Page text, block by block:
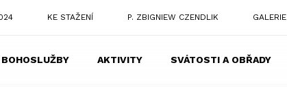
KE STAŽENÍ P. ZBIGNIEW CZENDLIK GALERIE
BOHOSLUŽBY AKTIVITY SVÁTOSTI A OBŘADY